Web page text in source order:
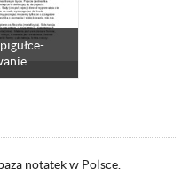
notatek w Polsce.